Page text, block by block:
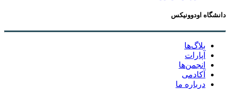
دانشگاه اودوونیکس
بلاگ‌ها
آپارات
انجمن‌ها
آکادمی
درباره ما